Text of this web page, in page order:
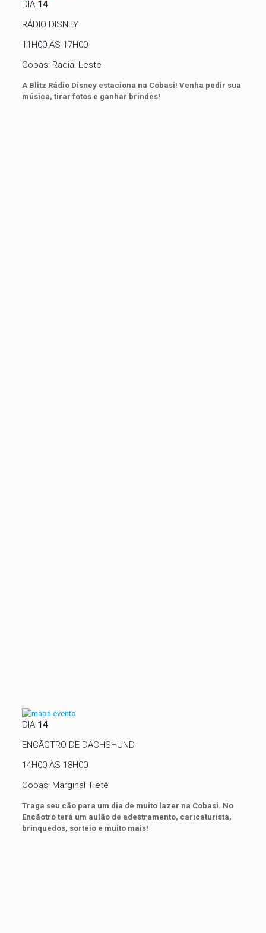
DIA 14
RÁDIO DISNEY
11H00 ÀS 17H00
Cobasi Radial Leste
A Blitz Rádio Disney estaciona na Cobasi! Venha pedir sua
música, tirar fotos e ganhar brindes!
DIA 14
ENCÃOTRO DE DACHSHUND
14H00 ÀS 18H00
Cobasi Marginal Tietê
Traga seu cão para um dia de muito lazer na Cobasi. No
Encãotro terá um aulão de adestramento, caricaturista,
brinquedos, sorteio e muito mais!